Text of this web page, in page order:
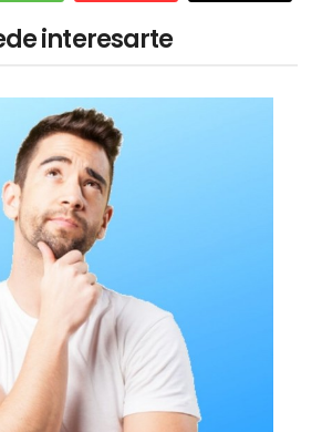
interesarte